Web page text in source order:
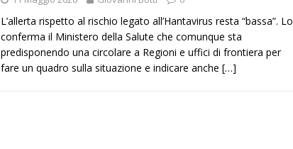
L’allerta rispetto al rischio legato all’Hantavirus resta “bassa”. Lo
conferma il Ministero della Salute che comunque sta
predisponendo una circolare a Regioni e uffici di frontiera per
fare un quadro sulla situazione e indicare anche […]